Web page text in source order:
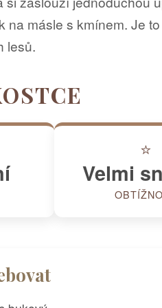
na másle s kmínem. Je
lesů.
⭐
Velmi